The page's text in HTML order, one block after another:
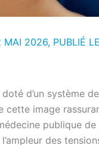
MAI 2026, PUBLIÉ LE
d’un système
image
publique
des